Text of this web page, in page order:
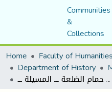
Communities
&
Collections
Home
Department of History
جودة الحياة الوظيفية وعلاقتها بالالتزام التنظيمي دراسة ميدانية بمؤسسة لافارج -الدبيل حمام الضلعة ـــ المسيلة ـــ